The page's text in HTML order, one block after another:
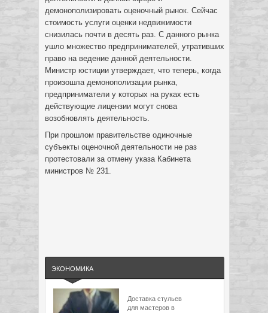
демонополизировать оценочный рынок. Сейчас
стоимость услуги оценки недвижимости
снизилась почти в десять раз. С данного рынка
ушло множество предпринимателей, утративших
право на ведение данной деятельности.
Министр юстиции утверждает, что теперь, когда
произошла демонополизации рынка,
предприниматели у которых на руках есть
действующие лицензии могут снова
возобновлять деятельность.
При прошлом правительстве одиночные
субъекты оценочной деятельности не раз
протестовали за отмену указа Кабинета
министров № 231.
ЭКОНОМИКА
Доставка стульев
для мастеров в